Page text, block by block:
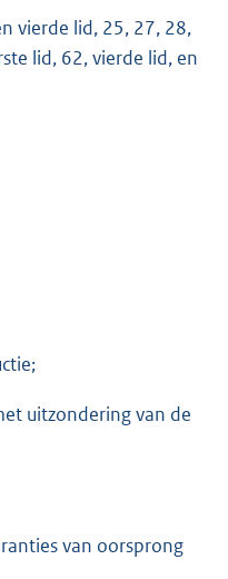
vierde lid, 25, 27, 28,
lid, 62, vierde lid, en
uitzondering van de
van oorsprong